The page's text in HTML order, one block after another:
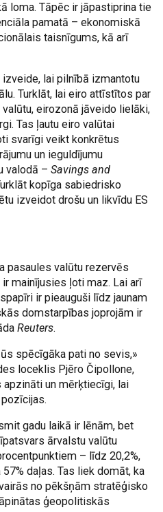
loma. Tāpēc ir jāpastiprina tie
pamatā – ekonomiskā
taisnīgums, kā arī
lai pilnībā izmantotu
Turklāt, lai eiro attīstītos par
eirozonā jāveido lielāki,
Tas ļautu eiro valūtai
svarīgi veikt konkrētus
un ieguldījumu
valodā –Savings and
kopīga sabiedrisko
izveidot drošu un likvīdu ES
pasaules valūtu rezervēs
mainījusies ļoti maz. Lai arī
ir pieauguši līdz jaunam
domstarpības joprojām ir
Reuters.
spēcīgāka pati no sevis,»
loceklis Pjēro Čipollone,
un mērķtiecīgi, lai
gadu laikā ir lēnām, bet
ārvalstu valūtu
– līdz 20,2%,
daļas. Tas liek domāt, ka
no pēkšņām stratēģisko
ģeopolitiskās